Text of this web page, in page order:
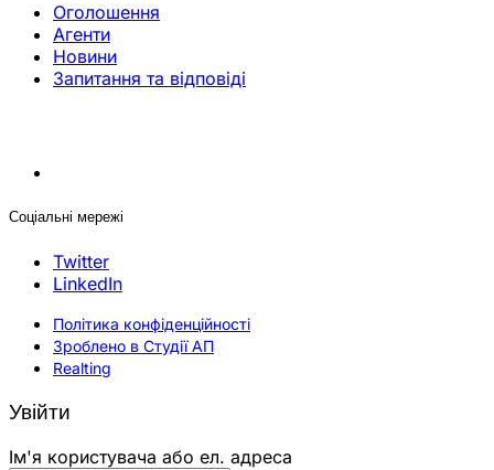
Оголошення
Агенти
Новини
Запитання та відповіді
Соціальні мережі
Twitter
LinkedIn
Політика конфіденційності
Зроблено в Студії АП
Realting
Увійти
Ім'я користувача або ел. адреса